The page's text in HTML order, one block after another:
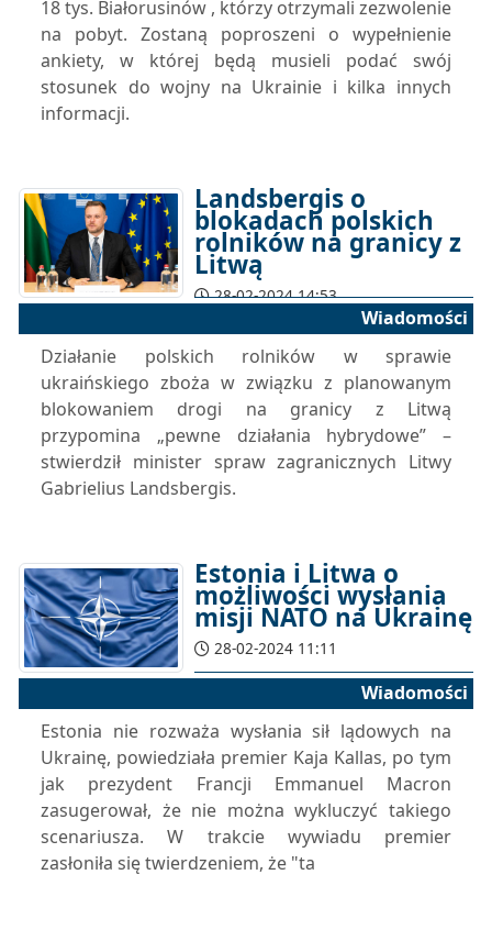
18 tys. Białorusinów , którzy otrzymali zezwolenie
na pobyt. Zostaną poproszeni o wypełnienie
ankiety, w której będą musieli podać swój
stosunek do wojny na Ukrainie i kilka innych
informacji.
Landsbergis o
blokadach polskich
rolników na granicy z
Litwą
28-02-2024 14:53
Wiadomości
Działanie polskich rolników w sprawie
ukraińskiego zboża w związku z planowanym
blokowaniem drogi na granicy z Litwą
przypomina „pewne działania hybrydowe” –
stwierdził minister spraw zagranicznych Litwy
Gabrielius Landsbergis.
Estonia i Litwa o
możliwości wysłania
misji NATO na Ukrainę
28-02-2024 11:11
Wiadomości
Estonia nie rozważa wysłania sił lądowych na
Ukrainę, powiedziała premier Kaja Kallas, po tym
jak prezydent Francji Emmanuel Macron
zasugerował, że nie można wykluczyć takiego
scenariusza. W trakcie wywiadu premier
zasłoniła się twierdzeniem, że "ta